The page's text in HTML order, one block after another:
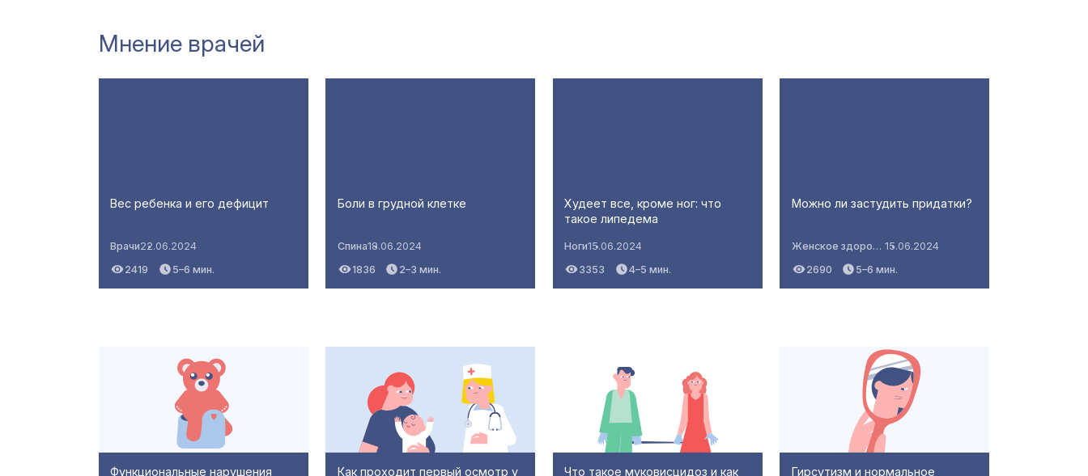
Мнение врачей
Вес ребенка и его дефицит
Врачи22.06.2024
2419
5–6 мин.
Боли в грудной клетке
Спина18.06.2024
1836
2–3 мин.
Худеет все, кроме ног: что
такое липедема
Ноги15.06.2024
3353
4–5 мин.
Можно ли застудить придатки?
Женское здоровье 15.06.2024
2690
5–6 мин.
Функциональные нарушения
Как проходит первый осмотр у
Что такое муковисцидоз и как
Гирсутизм и нормальное